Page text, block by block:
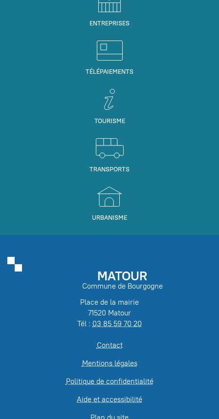
ENTREPRISES
TÉLÉPAIEMENTS
TOURISME
TRANSPORTS
URBANISME
MATOUR
Commune de Bourgogne
Place de la mairie
71520 Matour
Tél : 03 85 59 70 20
Contact
Mentions légales
Politique de confidentialité
Aide et accessibilité